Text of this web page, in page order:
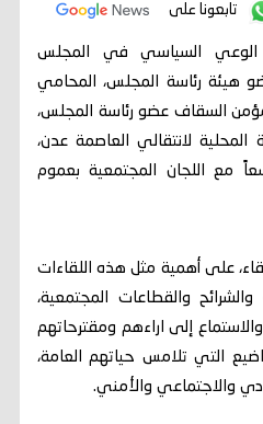
تابعونا على
الوعي السياسي في المجلس
هيئة رئاسة المجلس، المحامي
السقاف عضو رئاسة المجلس،
المحلية لانتقالي العاصمة عدن،
مع اللجان المجتمعية بعموم
على أهمية مثل هذه اللقاءات
والقطاعات المجتمعية،
إلى اراءهم ومقترحاتهم
التي تلامس حياتهم العامة،
والاجتماعي والأمني.